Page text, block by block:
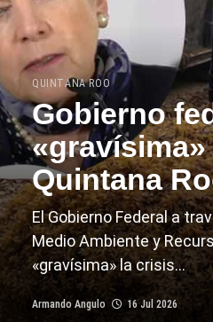
QUINTANA ROO
Gobierno
Quintana
El Gobierno Federal a
Medio Ambiente y
«gravísima» la crisis...
Armando Angulo 16 Jul 2026